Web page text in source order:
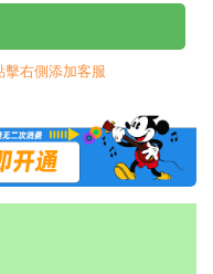
擊右側添加客服